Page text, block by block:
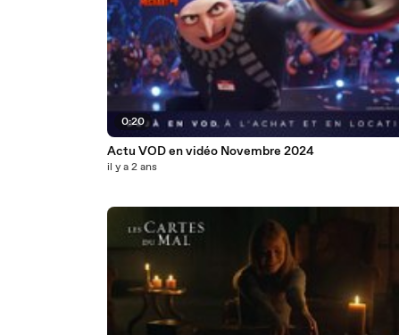
0:20
Actu VOD en vidéo Novembre 2024
il y a 2 ans